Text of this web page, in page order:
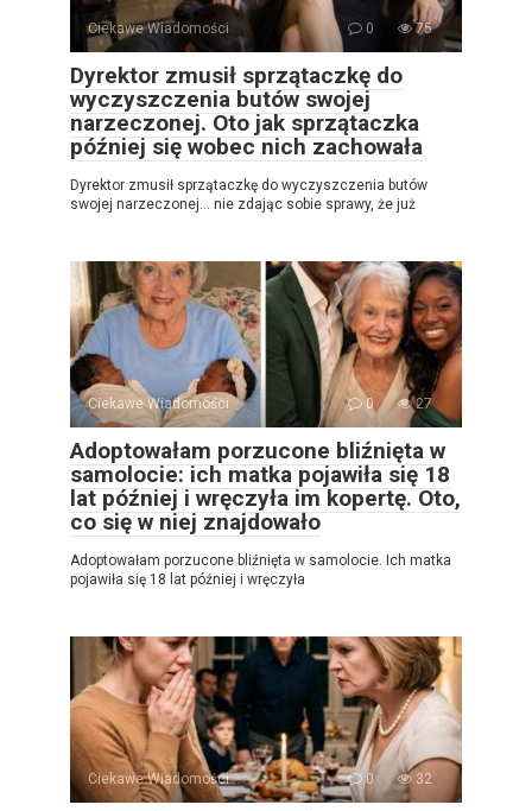
Ciekawe Wiadomości 0 75
Dyrektor zmusił sprzątaczkę do
wyczyszczenia butów swojej
narzeczonej. Oto jak sprzątaczka
później się wobec nich zachowała
Dyrektor zmusił sprzątaczkę do wyczyszczenia butów
swojej narzeczonej… nie zdając sobie sprawy, że już
Ciekawe Wiadomości 0 27
Adoptowałam porzucone bliźnięta w
samolocie: ich matka pojawiła się 18
lat później i wręczyła im kopertę. Oto,
co się w niej znajdowało
Adoptowałam porzucone bliźnięta w samolocie. Ich matka
pojawiła się 18 lat później i wręczyła
Ciekawe Wiadomości 0 32